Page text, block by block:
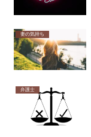
妻の気持ち
弁護士